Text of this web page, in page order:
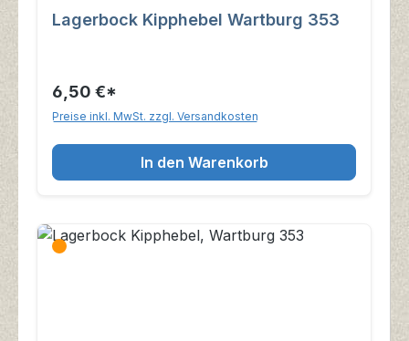
Lagerbock Kipphebel Wartburg 353
6,50 €*
Preise inkl. MwSt. zzgl. Versandkosten
In den Warenkorb